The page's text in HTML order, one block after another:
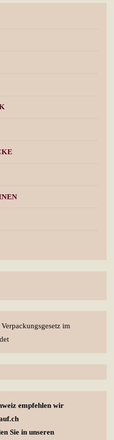
empfehlen wir
Sie in unseren